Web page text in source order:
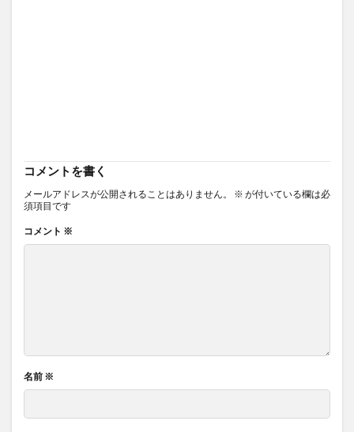
コメントを書く
メールアドレスが公開されることはありません。 ※ が付いている欄は必
須項目です
コメント ※
名前 ※